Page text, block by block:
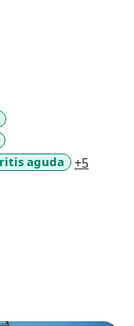
en el Hospital
en la ciudad de
y la
sano y
nacido hasta el
aguda +5